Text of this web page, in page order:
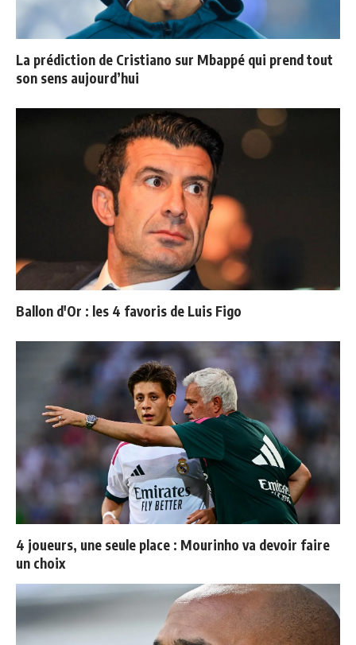
La prédiction de Cristiano sur Mbappé qui prend tout
son sens aujourd’hui
Ballon d'Or : les 4 favoris de Luis Figo
4 joueurs, une seule place : Mourinho va devoir faire
un choix